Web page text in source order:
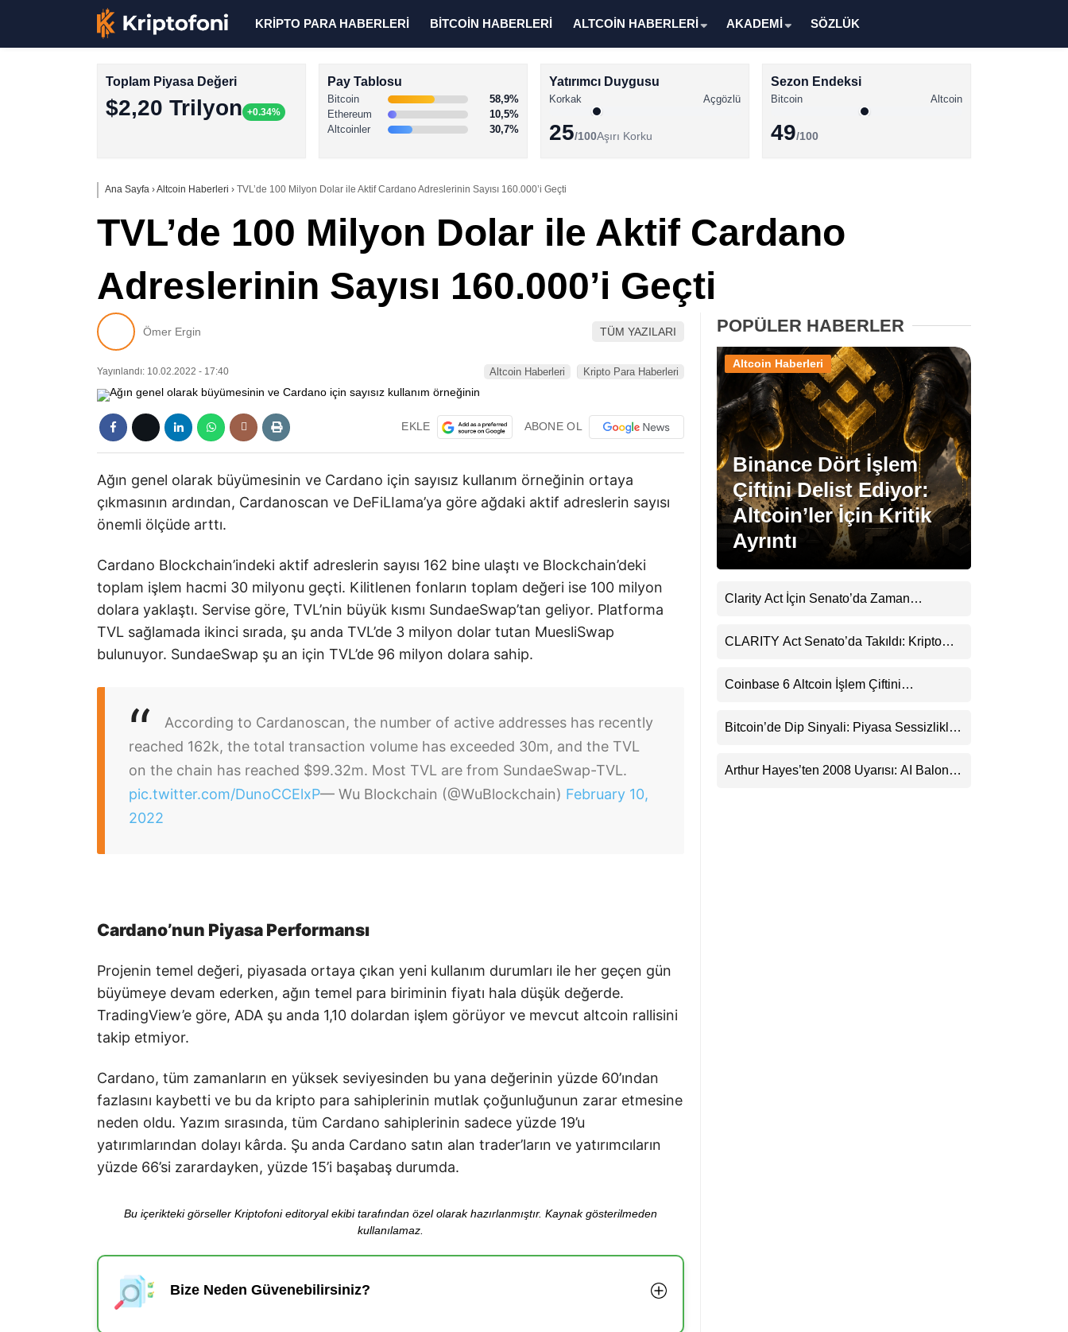
XRP Haberleri
Memecoin Haberleri
Stablecoin Haberleri
Facebook
Instagram
LinkedIn
Telegram
KRİPTO PARA HABERLERİ BİTCOİN HABERLERİ ALTCOİN HABERLERİ AKADEMİ SÖZLÜK
Toplam Piyasa Değeri
$2,20 Trilyon +0.34%
Pay Tablosu
Bitcoin
58,9%
Ethereum
10,5%
Altcoinler
30,7%
Yatırımcı Duygusu
Korkak Açgözlü
25/100Aşırı Korku
Sezon Endeksi
Bitcoin Altcoin
49/100
Ana Sayfa ›Altcoin Haberleri › TVL’de 100 Milyon Dolar ile Aktif Cardano Adreslerinin Sayısı 160.000’i Geçti
TVL’de 100 Milyon Dolar ile Aktif Cardano
Adreslerinin Sayısı 160.000’i Geçti
Ömer Ergin TÜM YAZILARI
Yayınlandı: 10.02.2022 - 17:40 Altcoin Haberleri Kripto Para Haberleri
EKLE ABONE OL
Ağın genel olarak büyümesinin ve Cardano için sayısız kullanım örneğinin ortaya
çıkmasının ardından, Cardanoscan ve DeFiLIama’ya göre ağdaki aktif adreslerin sayısı
önemli ölçüde arttı.
Cardano Blockchain’indeki aktif adreslerin sayısı 162 bine ulaştı ve Blockchain’deki
toplam işlem hacmi 30 milyonu geçti. Kilitlenen fonların toplam değeri ise 100 milyon
dolara yaklaştı. Servise göre, TVL’nin büyük kısmı SundaeSwap’tan geliyor. Platforma
TVL sağlamada ikinci sırada, şu anda TVL’de 3 milyon dolar tutan MuesliSwap
bulunuyor. SundaeSwap şu an için TVL’de 96 milyon dolara sahip.
According to Cardanoscan, the number of active addresses has recently
reached 162k, the total transaction volume has exceeded 30m, and the TVL
on the chain has reached $99.32m. Most TVL are from SundaeSwap-TVL.
pic.twitter.com/DunoCCElxP— Wu Blockchain (@WuBlockchain) February 10,
2022
Cardano’nun Piyasa Performansı
Projenin temel değeri, piyasada ortaya çıkan yeni kullanım durumları ile her geçen gün
büyümeye devam ederken, ağın temel para biriminin fiyatı hala düşük değerde.
TradingView’e göre, ADA şu anda 1,10 dolardan işlem görüyor ve mevcut altcoin rallisini
takip etmiyor.
Cardano, tüm zamanların en yüksek seviyesinden bu yana değerinin yüzde 60’ından
fazlasını kaybetti ve bu da kripto para sahiplerinin mutlak çoğunluğunun zarar etmesine
neden oldu. Yazım sırasında, tüm Cardano sahiplerinin sadece yüzde 19’u
yatırımlarından dolayı kârda. Şu anda Cardano satın alan trader’ların ve yatırımcıların
yüzde 66’si zarardayken, yüzde 15’i başabaş durumda.
Bu içerikteki görseller Kriptofoni editoryal ekibi tarafından özel olarak hazırlanmıştır. Kaynak gösterilmeden
kullanılamaz.
Bize Neden Güvenebilirsiniz?
POPÜLER HABERLER
Binance Dört İşlem
Çiftini Delist Ediyor:
Altcoin’ler İçin Kritik
Ayrıntı
Altcoin Haberleri
Clarity Act İçin Senato’da Zaman
CLARITY Act Senato’da Takıldı: Kripto
Coinbase 6 Altcoin İşlem Çiftini
Bitcoin’de Dip Sinyali: Piyasa Sessizlikle
Arthur Hayes’ten 2008 Uyarısı: AI Balonu